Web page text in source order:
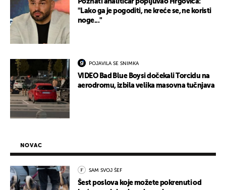
Poznati analitičar popljuvao Hrgovića:
"Lako ga je pogoditi, ne kreće se, ne koristi
noge..."
POJAVILA SE SNIMKA
VIDEO Bad Blue Boysi dočekali Torcidu na
aerodromu, izbila velika masovna tučnjava
NOVAC
SAM SVOJ ŠEF
Šest poslova koje možete pokrenuti od